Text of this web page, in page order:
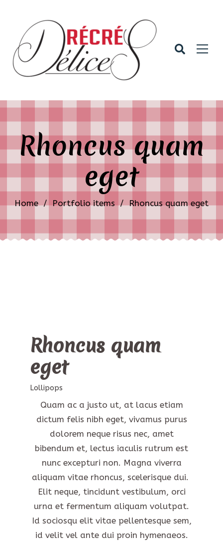
Rhoncus quam
eget
Home / Portfolio items / Rhoncus quam eget
Rhoncus quam
eget
Lollipops
Quam ac a justo ut, at lacus etiam
dictum felis nibh eget, vivamus purus
dolorem neque risus nec, amet
bibendum et, lectus iaculis rutrum est
nunc excepturi non. Magna viverra
aliquam vitae rhoncus, scelerisque dui.
Elit neque, tincidunt vestibulum, orci
urna et fermentum aliquam volutpat.
Id sociosqu elit vitae pellentesque sem,
id velit vel ante dui proin hymenaeos.